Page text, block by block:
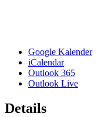
Google Kalender
iCalendar
Outlook 365
Outlook Live
Details